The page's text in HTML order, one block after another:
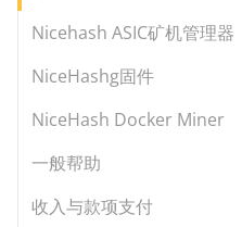
Nicehash ASIC矿机管理器
NiceHashg固件
NiceHash Docker Miner
一般帮助
收入与款项支付